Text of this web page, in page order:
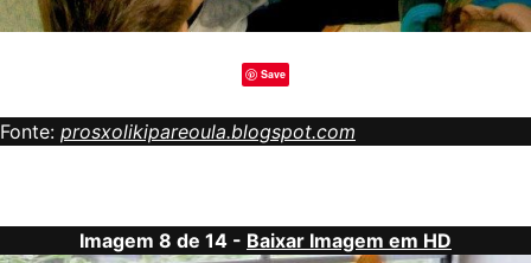
Save
Fonte: prosxolikipareoula.blogspot.com
Imagem 8 de 14 - Baixar Imagem em HD